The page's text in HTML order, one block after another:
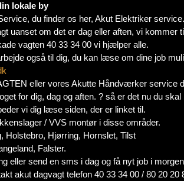
lokale by
du finder os her, Akut Elektriker service.
uanset om det er dag eller aften, vi kommer
vagten 40 33 34 00 vi hjælper alle.
også til dig, du kan læse om dine job
eller vores Akutte Håndværker service
for dig, dag og aften. ? så er det nu du skal
vi dig læse siden, der er linket til.
/ VVS montør i disse områder.
Holstebro, Hjørring, Hornslet, Tilst
Falster.
eller send en sms i dag og få nyt job i
akut dagvagt telefon 40 33 34 00 / 80 20 20